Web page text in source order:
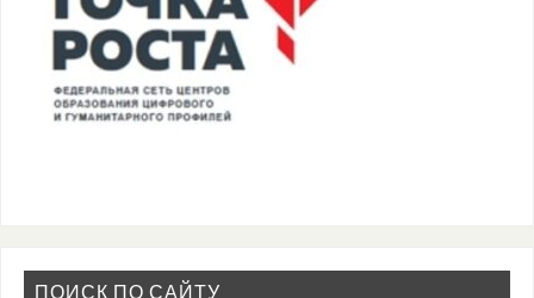
ПОИСК ПО САЙТУ